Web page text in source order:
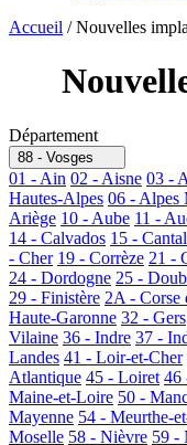
Accueil / Nouvelles
Département
88 - Vosges
01 - Ain 02 - Aisne 03 -
Hautes-Alpes 06 - Alpes
Ariège 10 - Aube 11 -
14 - Calvados 15 - Cantal
- Cher 19 - Corrèze 21 -
24 - Dordogne 25 -
29 - Finistère 2A - Corse
Haute-Garonne 32 - Gers
Vilaine 36 - Indre 37 -
Landes 41 - Loir-et-Cher
Atlantique 45 - Loiret 46
Maine-et-Loire 50 -
Mayenne 54 - Meurthe-
Moselle 58 - Nièvre 59 -